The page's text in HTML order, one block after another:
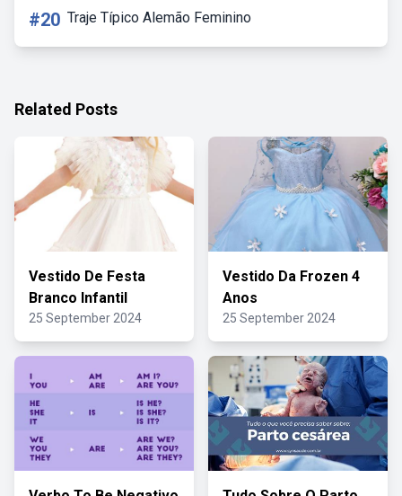
#20 Traje Típico Alemão Feminino
Related Posts
Vestido De Festa
Branco Infantil
25 September 2024
Vestido Da Frozen 4
Anos
25 September 2024